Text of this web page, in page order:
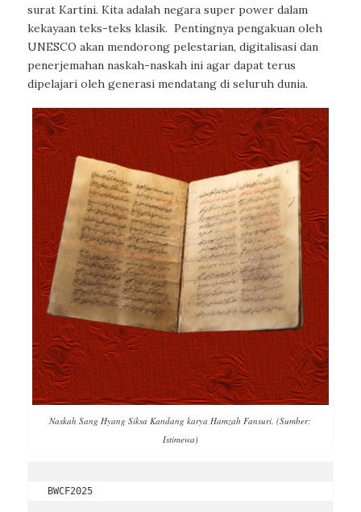
surat Kartini. Kita adalah negara super power dalam
kekayaan teks-teks klasik. Pentingnya pengakuan oleh
UNESCO akan mendorong pelestarian, digitalisasi dan
penerjemahan naskah-naskah ini agar dapat terus
dipelajari oleh generasi mendatang di seluruh dunia.
Naskah Sang Hyang Siksa Kandang karya Hamzah Fansuri. (Sumber:
Istimewa)
BWCF2025